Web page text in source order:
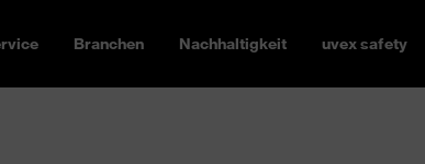
Branchen Nachhaltigkeit uvex safety